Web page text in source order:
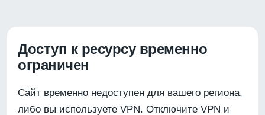
Доступ к ресурсу временно
ограничен
Сайт временно недоступен для вашего региона,
либо вы используете VPN. Отключите VPN и